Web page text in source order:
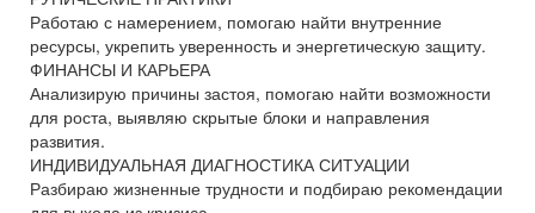
Работаю с намерением, помогаю найти внутренние
ресурсы, укрепить уверенность и энергетическую защиту.
ФИНАНСЫ И КАРЬЕРА
Анализирую причины застоя, помогаю найти возможности
для роста, выявляю скрытые блоки и направления
развития.
ИНДИВИДУАЛЬНАЯ ДИАГНОСТИКА СИТУАЦИИ
Разбираю жизненные трудности и подбираю рекомендации